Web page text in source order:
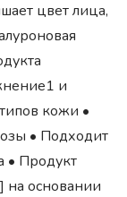
цвет лица,
и
кожи •
• Подходит
• Продукт
на основании